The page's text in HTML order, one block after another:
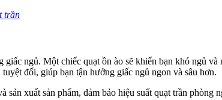
trần
ngủ. Một chiếc quạt ồn ào sẽ khiến bạn khó ngủ
đối, giúp bạn tận hưởng giấc ngủ ngon và sâu hơn.
xuất sản phẩm, đảm bảo hiệu suất quạt trần phòng